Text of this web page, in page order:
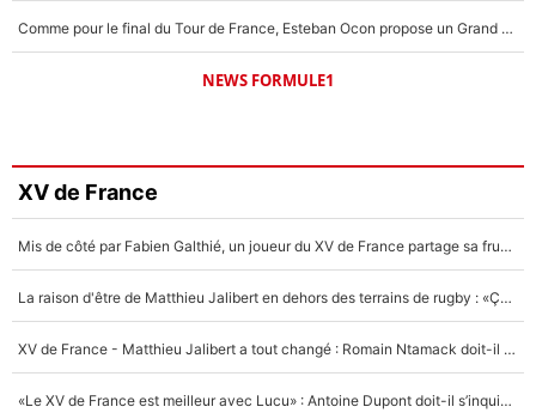
Comme pour le final du Tour de France, Esteban Ocon propose un Grand Prix de Formule 1 à Paris : «Autour de l’Arc de Triomphe, ce serait génial» !
NEWS FORMULE1
XV de France
Mis de côté par Fabien Galthié, un joueur du XV de France partage sa frustration : «ils ne me l’ont pas dit tout de suite»
La raison d'être de Matthieu Jalibert en dehors des terrains de rugby : «Ça m'atteint autant que si tu touches à un membre de ma famille»
XV de France - Matthieu Jalibert a tout changé : Romain Ntamack doit-il s’inquiéter pour sa place à un an de la Coupe du monde ?
«Le XV de France est meilleur avec Lucu» : Antoine Dupont doit-il s’inquiéter pour sa place ?